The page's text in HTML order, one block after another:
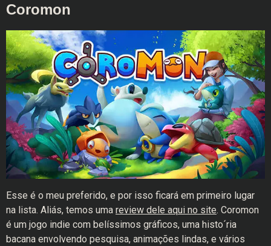
Coromon
Esse é o meu preferido, e por isso ficará em primeiro lugar
na lista. Aliás, temos uma review dele aqui no site. Coromon
é um jogo indie com belíssimos gráficos, uma histo´ria
bacana envolvendo pesquisa, animações lindas, e vários